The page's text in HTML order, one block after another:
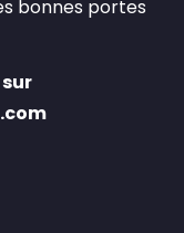
bonnes portes